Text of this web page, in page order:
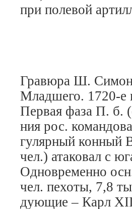
при по­ле­вой
Гравюра Ш.
Младшего. 1720-е
Пер­вая фа­за П. б.
ния рос.
гу­ляр­ный кон­ный
чел.) ата­ко­вал с
Од­но­вре­мен­но
чел. пе­хо­ты, 7,8
дую­щие – Карл